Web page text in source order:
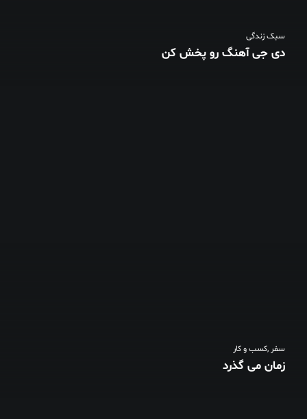
سبک زندگی
دی جی آهنگ رو پخش کن
سفر ,کسب و کار
زمان می گذرد